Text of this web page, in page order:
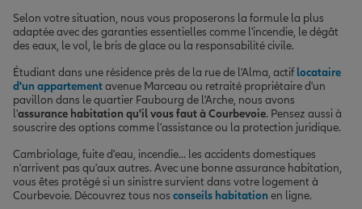
Selon votre situation, nous vous proposerons la formule la plus
adaptée avec des garanties essentielles comme l'incendie, le dégât
des eaux, le vol, le bris de glace ou la responsabilité civile.
Étudiant dans une résidence près de la rue de l'Alma, actif locataire
d'un appartementavenue Marceau ou retraité propriétaire d'un
pavillon dans le quartier Faubourg de l'Arche, nous avons
l'assurance habitation qu'il vous faut à Courbevoie. Pensez aussi à
souscrire des options comme l'assistance ou la protection juridique.
Cambriolage, fuite d'eau, incendie... les accidents domestiques
n'arrivent pas qu'aux autres. Avec une bonne assurance habitation,
vous êtes protégé si un sinistre survient dans votre logement à
Courbevoie. Découvrez tous nos conseils habitation en ligne.